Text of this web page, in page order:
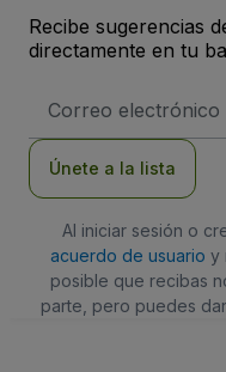
Recibe sugerencias
directamente en tu
de
Únete a la lista
Al iniciar sesión o
acuerdo de usuario y
posible que recibas
parte, pero puedes